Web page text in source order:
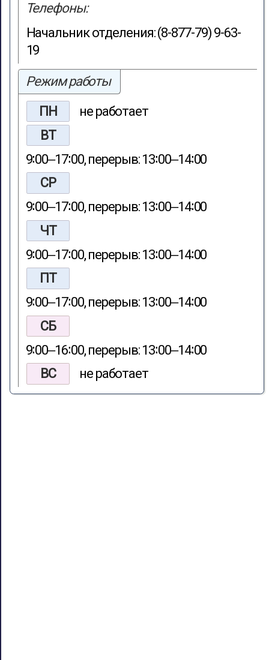
Телефоны:
Начальник отделения: (8-877-79) 9-63-
19
Режим работы
ПН
не работает
ВТ
9∶00‒17∶00, перерыв: 13∶00‒14∶00
СР
9∶00‒17∶00, перерыв: 13∶00‒14∶00
ЧТ
9∶00‒17∶00, перерыв: 13∶00‒14∶00
ПТ
9∶00‒17∶00, перерыв: 13∶00‒14∶00
СБ
9∶00‒16∶00, перерыв: 13∶00‒14∶00
ВС
не работает